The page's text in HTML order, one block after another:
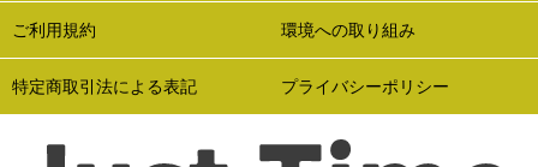
ご利用規約 環境への取り組み
特定商取引法による表記 プライバシーポリシー